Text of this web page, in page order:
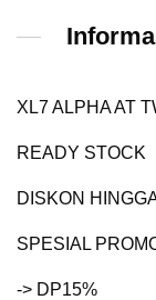
XL7 ALPHA AT
READY STOCK
DISKON
SPESIAL
-> DP15%